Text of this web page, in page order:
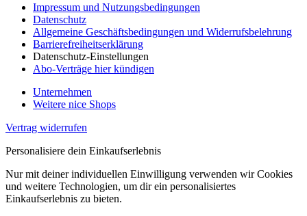
Impressum und Nutzungsbedingungen
Datenschutz
Allgemeine Geschäftsbedingungen und Widerrufsbelehrung
Barrierefreiheitserklärung
Datenschutz-Einstellungen
Abo-Verträge hier kündigen
Unternehmen
Weitere nice Shops
Vertrag widerrufen
Personalisiere dein Einkaufserlebnis
Nur mit deiner individuellen Einwilligung verwenden wir Cookies
und weitere Technologien, um dir ein personalisiertes
Einkaufserlebnis zu bieten.